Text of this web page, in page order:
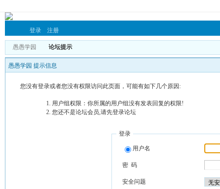
登录 注册
愚愚学园 论坛提示
愚愚学园 提示信息
您没有登录或者您没有权限访问此页面，可能有如下几个原因:
用户组权限：你所属的用户组没有发表回复的权限!
您还不是论坛会员,请先登录论坛
登录
用户名
密 码
安全问题